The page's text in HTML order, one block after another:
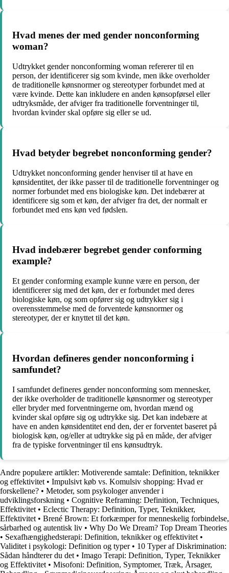
Hvad menes der med gender nonconforming
woman?
Udtrykket gender nonconforming woman refererer til en
person, der identificerer sig som kvinde, men ikke overholder
de traditionelle kønsnormer og stereotyper forbundet med at
være kvinde. Dette kan inkludere en anden kønsopførsel eller
udtryksmåde, der afviger fra traditionelle forventninger til,
hvordan kvinder skal opføre sig eller se ud.
Hvad betyder begrebet nonconforming gender?
Udtrykket nonconforming gender henviser til at have en
kønsidentitet, der ikke passer til de traditionelle forventninger og
normer forbundet med ens biologiske køn. Det indebærer at
identificere sig som et køn, der afviger fra det, der normalt er
forbundet med ens køn ved fødslen.
Hvad indebærer begrebet gender conforming
example?
Et gender conforming example kunne være en person, der
identificerer sig med det køn, der er forbundet med deres
biologiske køn, og som opfører sig og udtrykker sig i
overensstemmelse med de forventede kønsnormer og
stereotyper, der er knyttet til det køn.
Hvordan defineres gender nonconforming i
samfundet?
I samfundet defineres gender nonconforming som mennesker,
der ikke overholder de traditionelle kønsnormer og stereotyper
eller bryder med forventningerne om, hvordan mænd og
kvinder skal opføre sig og udtrykke sig. Det kan indebære at
have en anden kønsidentitet end den, der er forventet baseret på
biologisk køn, og/eller at udtrykke sig på en måde, der afviger
fra de typiske forventninger til ens kønsudtryk.
Andre populære artikler: Motiverende samtale: Definition, teknikker
og effektivitet • Impulsivt køb vs. Komulsiv shopping: Hvad er
forskellene? • Metoder, som psykologer anvender i
udviklingsforskning • Cognitive Reframing: Definition, Techniques,
Effektivitet • Eclectic Therapy: Definition, Typer, Teknikker,
Effektivitet • Brené Brown: Et forkæmper for menneskelig forbindelse,
sårbarhed og autentisk liv • Why Do We Dream? Top Dream Theories
• Sexafhængighedsterapi: Definition, teknikker og effektivitet •
Validitet i psykologi: Definition og typer• 10 Typer af Diskrimination:
Sådan håndterer du det • Imago Terapi: Definition, Typer, Teknikker
og Effektivitet • Misofoni: Definition, Symptomer, Træk, Årsager,